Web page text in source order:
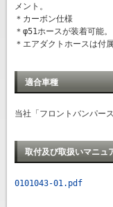
メント。
＊カーボン仕様
＊φ51ホースが装着可能。
＊エアダクトホースは付
適合車種
当社「フロントバンパー
取付及び取扱いマニュ
0101043-01.pdf